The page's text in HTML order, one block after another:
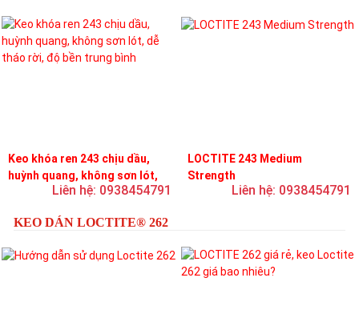
Keo khóa ren 243 chịu dầu,
huỳnh quang, không sơn lót,
dễ tháo rời, độ bền trung bình
Liên hệ: 0938454791
LOCTITE 243 Medium
Strength
Liên hệ: 0938454791
KEO DÁN LOCTITE® 262